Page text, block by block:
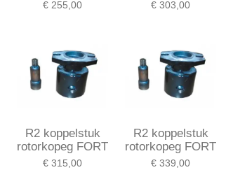
€ 255,00 € 303,00
R2 koppelstuk
rotorkopeg FORT
€ 315,00
R2 koppelstuk
rotorkopeg FORT
€ 339,00